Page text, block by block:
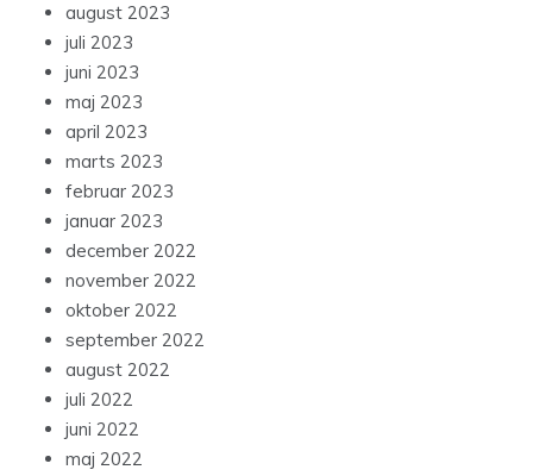
august 2023
juli 2023
juni 2023
maj 2023
april 2023
marts 2023
februar 2023
januar 2023
december 2022
november 2022
oktober 2022
september 2022
august 2022
juli 2022
juni 2022
maj 2022